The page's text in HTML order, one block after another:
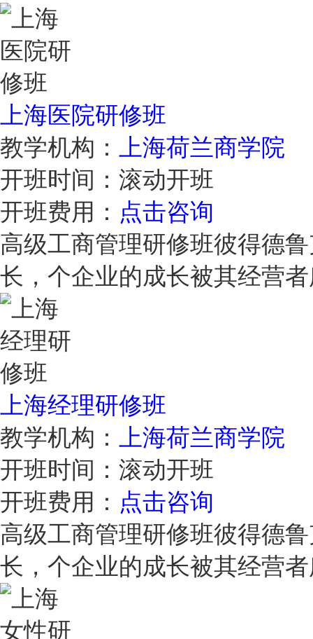
上海医院研修班
教学机构：
上海荷兰商学院
开班时间： 滚动开班
开班费用： 点击咨询
高级工商管理研修班彼得德
长，个企业的成长被其经营
上海经理研修班
教学机构：
上海荷兰商学院
开班时间： 滚动开班
开班费用： 点击咨询
高级工商管理研修班彼得德
长，个企业的成长被其经营